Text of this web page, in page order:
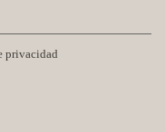
privacidad